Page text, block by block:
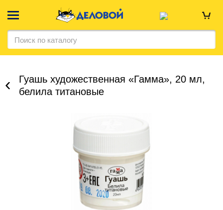
Гуашь художественная «Гамма», 20 мл,
белила титановые